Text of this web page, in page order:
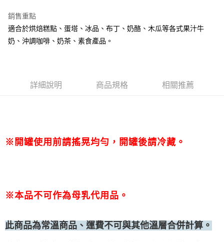
(請點開選項勾選)
每筆NT$250
銷售重點
適合於烘焙糕點、蛋塔、冰品、布丁、奶酪、木瓜等各式果汁牛
奶、沖調咖啡、奶茶、素食產品。
詳細說明 商品規格 相關推薦
※開罐使用前請搖晃均勻，開罐後請冷藏。
※本品不可作為母乳代用品。
此商品為常溫商品、運費不可與其他溫層合併計算。